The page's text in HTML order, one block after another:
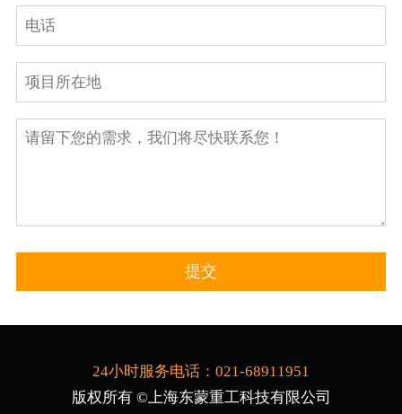
24小时服务电话：021-68911951
版权所有 ©上海东蒙重工科技有限公司